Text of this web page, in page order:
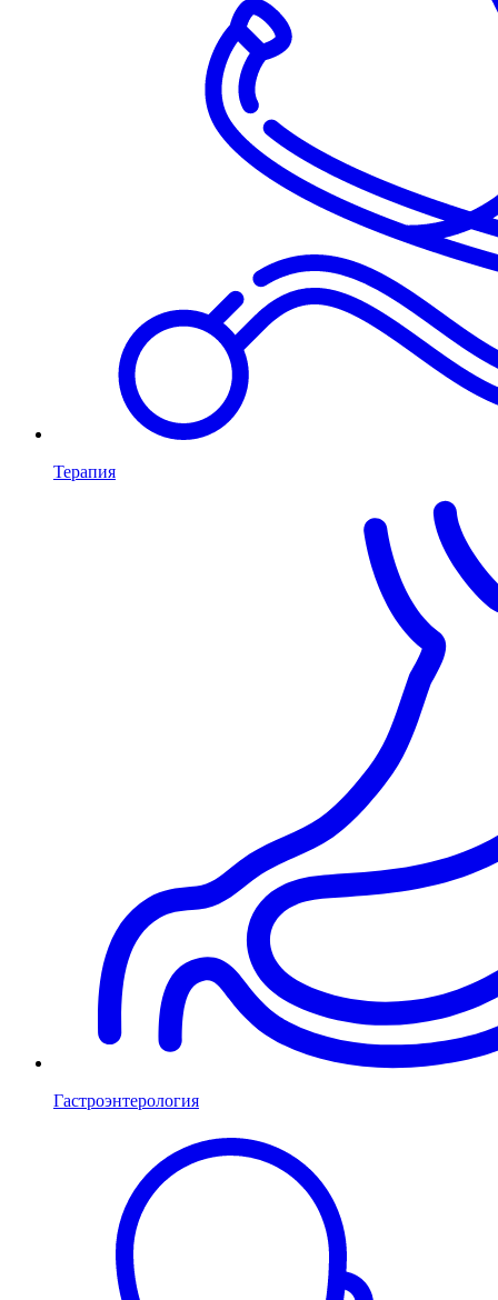
Терапия
Гастроэнтерология